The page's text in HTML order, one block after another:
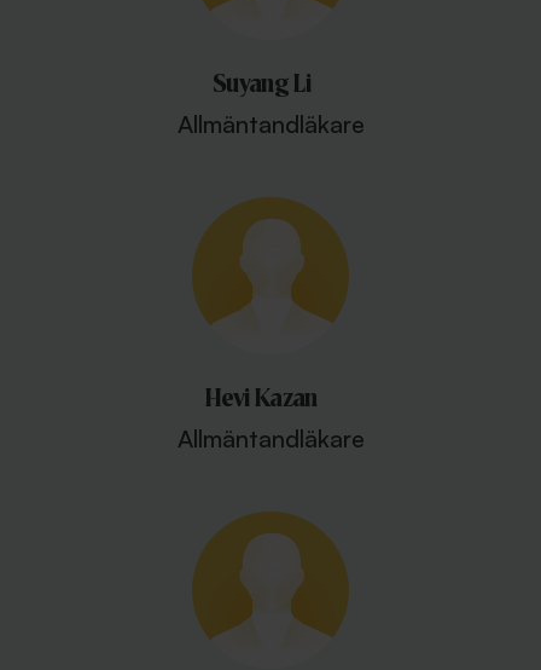
Suyang Li
Allmäntandläkare
Hevi Kazan
Allmäntandläkare